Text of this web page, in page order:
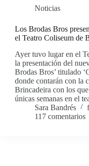
Noticias
Los Brodas Bros
el Teatro Coliseum de
Ayer tuvo lugar en el
la presentación del
Brodas Bros’ titulado
donde contarán con la
Brincadeira con los
únicas semanas en el
Sara Bandrés
117 comentarios